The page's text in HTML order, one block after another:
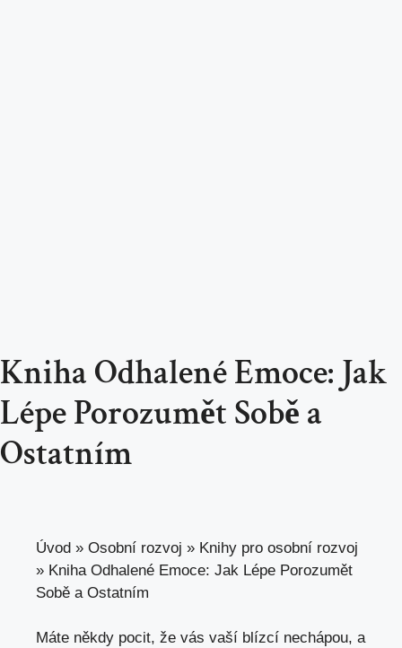
Kniha Odhalené Emoce: Jak
Lépe Porozumět Sobě a
Ostatním
Úvod » Osobní rozvoj » Knihy pro osobní rozvoj
» Kniha Odhalené Emoce: Jak Lépe Porozumět
Sobě a Ostatním
Máte někdy pocit, že vás vaší blízcí nechápou, a